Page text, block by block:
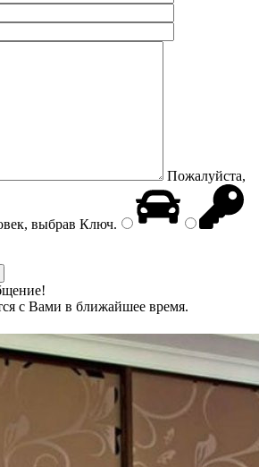
Пожалуйста,
выбрав Ключ.
с Вами в ближайшее время.